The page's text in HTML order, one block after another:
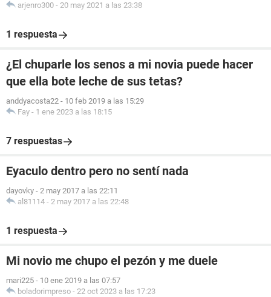
arjenro300 - 20 may 2021 a las 23:38
1 respuesta
¿El chuparle los senos a mi novia puede hacer
que ella bote leche de sus tetas?
anddyacosta22 - 10 feb 2019 a las 15:29
Fay - 1 ene 2023 a las 18:15
7 respuestas
Eyaculo dentro pero no sentí nada
dayovky - 2 may 2017 a las 22:11
al81114 - 2 may 2017 a las 22:48
1 respuesta
Mi novio me chupo el pezón y me duele
mari225 - 10 ene 2019 a las 07:57
boladorimpreso - 22 oct 2023 a las 17:23